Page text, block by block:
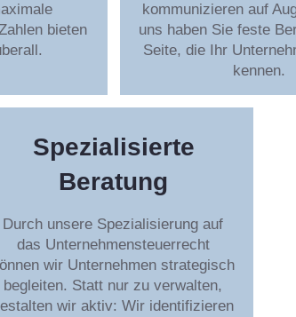
bieten
kommunizieren auf
uns haben Sie feste
Seite, die Ihr
kennen.
Spezialisierte
Beratung
Durch unsere Spezialisierung auf
das Unternehmensteuerrecht
wir Unternehmen strategisch
begleiten. Statt nur zu verwalten,
wir aktiv: Wir identifizieren